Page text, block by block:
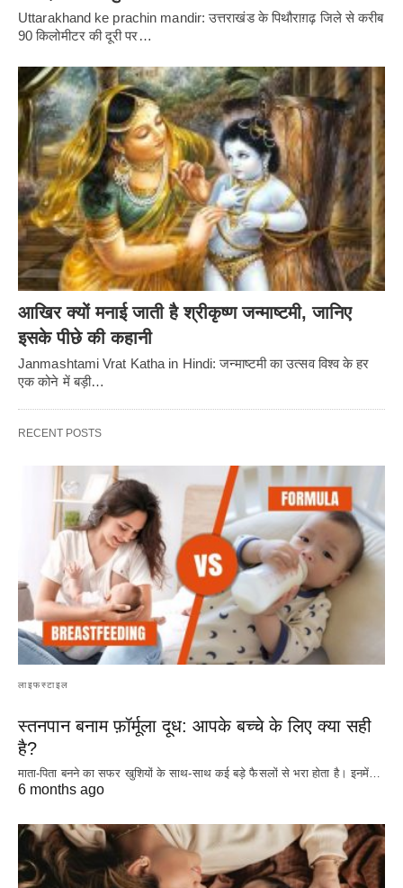
Uttarakhand ke prachin mandir: उत्तराखंड के पिथौराग़ढ़ जिले से करीब
90 किलोमीटर की दूरी पर…
आखिर क्यों मनाई जाती है श्रीकृष्ण जन्माष्टमी, जानिए
इसके पीछे की कहानी
Janmashtami Vrat Katha in Hindi: जन्माष्टमी का उत्सव विश्व के हर
एक कोने में बड़ी…
RECENT POSTS
लाइफस्टाइल
स्तनपान बनाम फ़ॉर्मूला दूध: आपके बच्चे के लिए क्या सही
है?
माता-पिता बनने का सफर खुशियों के साथ-साथ कई बड़े फैसलों से भरा होता है। इनमें…
6 months ago